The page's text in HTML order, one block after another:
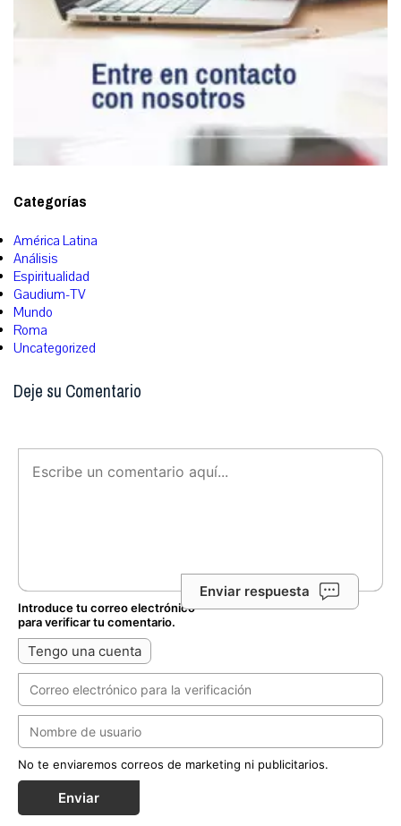
Categorías
América Latina
Análisis
Espiritualidad
Gaudium-TV
Mundo
Roma
Uncategorized
Deje su Comentario
Enviar respuesta
Introduce tu correo electrónico
para verificar tu comentario.
Tengo una cuenta
No te enviaremos correos de marketing ni publicitarios.
Enviar